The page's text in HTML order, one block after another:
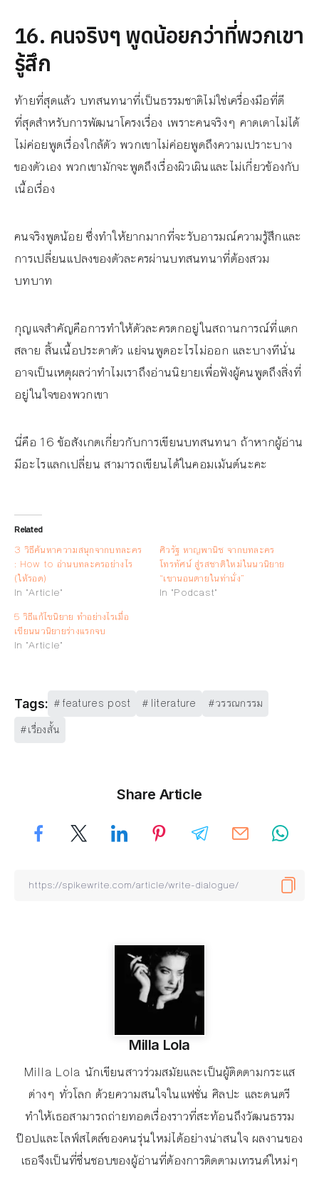
16. คนจริงๆ พูดน้อยกว่าที่พวกเขา
รู้สึก
ท้ายที่สุดแล้ว บทสนทนาที่เป็นธรรมชาติไม่ใช่เครื่องมือที่ดี
ที่สุดสำหรับการพัฒนาโครงเรื่อง เพราะคนจริงๆ คาดเดาไม่ได้
ไม่ค่อยพูดเรื่องใกล้ตัว พวกเขาไม่ค่อยพูดถึงความเปราะบาง
ของตัวเอง พวกเขามักจะพูดถึงเรื่องผิวเผินและไม่เกี่ยวข้องกับ
เนื้อเรื่อง
คนจริงพูดน้อย ซึ่งทำให้ยากมากที่จะรับอารมณ์ความรู้สึกและ
การเปลี่ยนแปลงของตัวละครผ่านบทสนทนาที่ต้องสวม
บทบาท
กุญแจสำคัญคือการทำให้ตัวละครตกอยู่ในสถานการณ์ที่แตก
สลาย สิ้นเนื้อประดาตัว แย่จนพูดอะไรไม่ออก และบางทีนั่น
อาจเป็นเหตุผลว่าทำไมเราถึงอ่านนิยายเพื่อฟังผู้คนพูดถึงสิ่งที่
อยู่ในใจของพวกเขา
นี่คือ 16 ข้อสังเกตเกี่ยวกับการเขียนบทสนทนา ถ้าหากผู้อ่าน
มีอะไรแลกเปลี่ยน สามารถเขียนได้ในคอมเม้นต์นะคะ
Related
3 วิธีค้นหาความสนุกจากบทละคร
: How to อ่านบทละครอย่างไร
(ให้รอด)
In "Article"
ศิวรัฐ หาญพานิช จากบทละคร
โทรทัศน์ สู่รสชาติใหม่ในนวนิยาย
“เขานอนตายในท่านั่ง”
In "Podcast"
5 วิธีแก้ไขนิยาย ทำอย่างไรเมื่อ
เขียนนวนิยายร่างแรกจบ
In "Article"
Tags: features post literature
วรรณกรรม
เรื่องสั้น
Share Article
Milla Lola
Milla Lola นักเขียนสาวร่วมสมัยและเป็นผู้ติดตามกระแส
ต่างๆ ทั่วโลก ด้วยความสนใจในแฟชั่น ศิลปะ และดนตรี
ทำให้เธอสามารถถ่ายทอดเรื่องราวที่สะท้อนถึงวัฒนธรรม
ป๊อปและไลฟ์สไตล์ของคนรุ่นใหม่ได้อย่างน่าสนใจ ผลงานของ
เธอจึงเป็นที่ชื่นชอบของผู้อ่านที่ต้องการติดตามเทรนด์ใหม่ๆ